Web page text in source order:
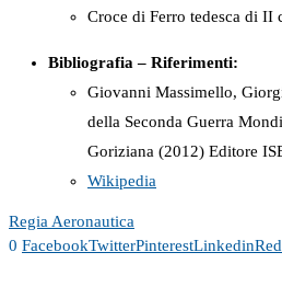
Croce di Ferro tedesca di II
Bibliografia – Riferimenti:
Giovanni Massimello,
della Seconda Guerra
Goriziana (2012) Editore
Wikipedia
Regia Aeronautica
0 FacebookTwitterPinterestLinkedin